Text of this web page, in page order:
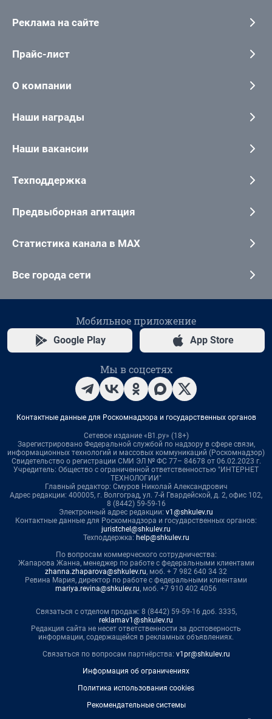
Реклама на сайте
Прайс-лист
О компании
Наши награды
Наши вакансии
Техподдержка
Предвыборная агитация
Статистика канала в MAX
Все города сети
Мобильное приложение
Google Play App Store
Мы в соцсетях
Контактные данные для Роскомнадзора и государственных органов
Сетевое издание «В1.ру» (18+)
Зарегистрировано Федеральной службой по надзору в сфере связи,
информационных технологий и массовых коммуникаций (Роскомнадзор)
Свидетельство о регистрации СМИ ЭЛ № ФС 77– 84678 от 06.02.2023 г.
Учредитель: Общество с ограниченной ответственностью "ИНТЕРНЕТ
ТЕХНОЛОГИИ"
Главный редактор: Смуров Николай Александрович
Адрес редакции: 400005, г. Волгоград, ул. 7-й Гвардейской, д. 2, офис 102,
8 (8442) 59-59-16
Электронный адрес редакции: v1@shkulev.ru
Контактные данные для Роскомнадзора и государственных органов:
juristchel@shkulev.ru
Техподдержка: help@shkulev.ru
По вопросам коммерческого сотрудничества:
Жапарова Жанна, менеджер по работе с федеральными клиентами
zhanna.zhaparova@shkulev.ru, моб. + 7 982 640 34 32
Ревина Мария, директор по работе с федеральными клиентами
mariya.revina@shkulev.ru, моб. +7 910 402 4056
Связаться с отделом продаж: 8 (8442) 59-59-16 доб. 3335,
reklamav1@shkulev.ru
Редакция сайта не несет ответственности за достоверность
информации, содержащейся в рекламных объявлениях.
Связаться по вопросам партнёрства: v1pr@shkulev.ru
Информация об ограничениях
Политика использования cookies
Рекомендательные системы